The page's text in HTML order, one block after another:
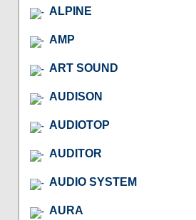
ALPINE
AMP
ART SOUND
AUDISON
AUDIOTOP
AUDITOR
AUDIO SYSTEM
AURA